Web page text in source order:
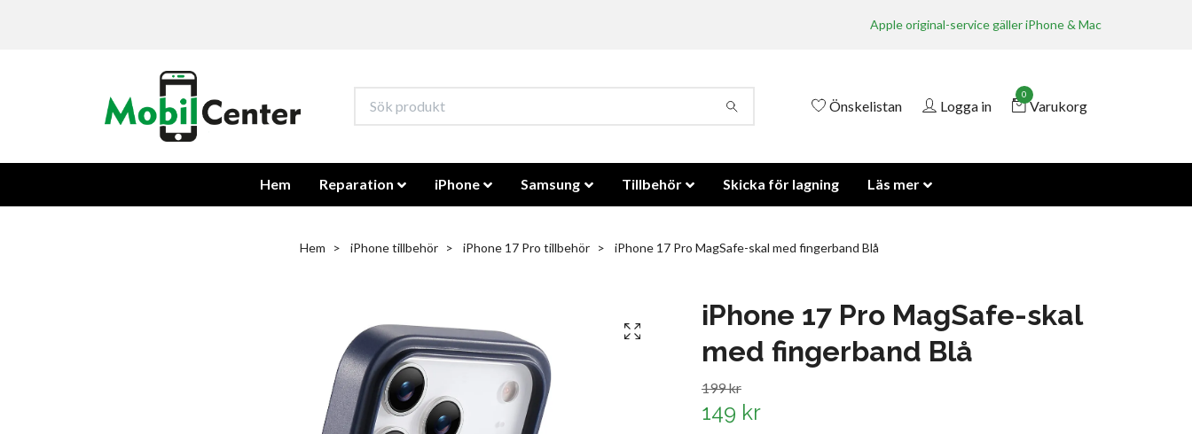
Apple original-service gäller iPhone & Mac
Önskelistan Logga in
0
Varukorg
Hem Reparation iPhone Samsung Tillbehör Skicka för lagning Läs mer
Hem iPhone tillbehör iPhone 17 Pro tillbehör iPhone 17 Pro MagSafe-skal med fingerband Blå
iPhone 17 Pro MagSafe-skal
med fingerband Blå
199 kr
149 kr